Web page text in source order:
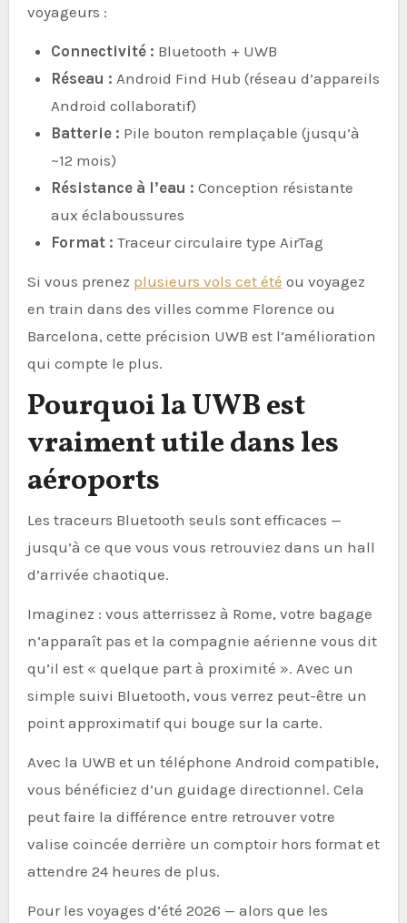
voyageurs :
Connectivité : Bluetooth + UWB
Réseau : Android Find Hub (réseau d’appareils
Android collaboratif)
Batterie : Pile bouton remplaçable (jusqu’à
~12 mois)
Résistance à l’eau : Conception résistante
aux éclaboussures
Format : Traceur circulaire type AirTag
Si vous prenez plusieurs vols cet été ou voyagez
en train dans des villes comme Florence ou
Barcelona, cette précision UWB est l’amélioration
qui compte le plus.
Pourquoi la UWB est
vraiment utile dans les
aéroports
Les traceurs Bluetooth seuls sont efficaces —
jusqu’à ce que vous vous retrouviez dans un hall
d’arrivée chaotique.
Imaginez : vous atterrissez à Rome, votre bagage
n’apparaît pas et la compagnie aérienne vous dit
qu’il est « quelque part à proximité ». Avec un
simple suivi Bluetooth, vous verrez peut-être un
point approximatif qui bouge sur la carte.
Avec la UWB et un téléphone Android compatible,
vous bénéficiez d’un guidage directionnel. Cela
peut faire la différence entre retrouver votre
valise coincée derrière un comptoir hors format et
attendre 24 heures de plus.
Pour les voyages d’été 2026 — alors que les